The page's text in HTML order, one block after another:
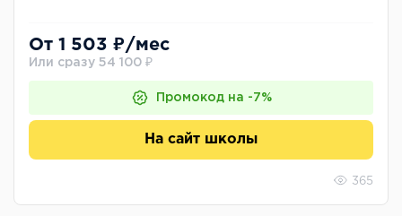
От 1 503 ₽/мес
Или сразу 54 100 ₽
Промокод на -7%
На сайт школы
365